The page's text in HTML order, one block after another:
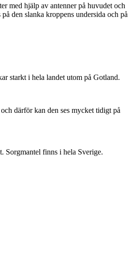
med hjälp av antenner på huvudet och
den slanka kroppens undersida och på
starkt i hela landet utom på Gotland.
därför kan den ses mycket tidigt på
Sorgmantel finns i hela Sverige.